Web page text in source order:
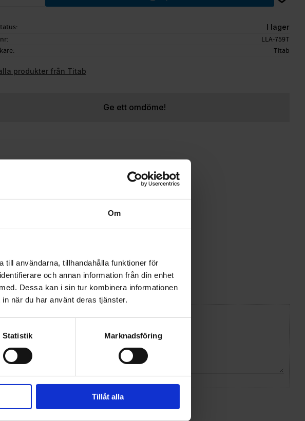
Om
till användarna, tillhandahålla funktioner för
och annan information från din enhet
Dessa kan i sin tur kombinera informationen
när du har använt deras tjänster.
Statistik Marknadsföring
Tillåt alla
I lager
LLA-759T
Titab
produkter från Titab
Ge ett omdöme!